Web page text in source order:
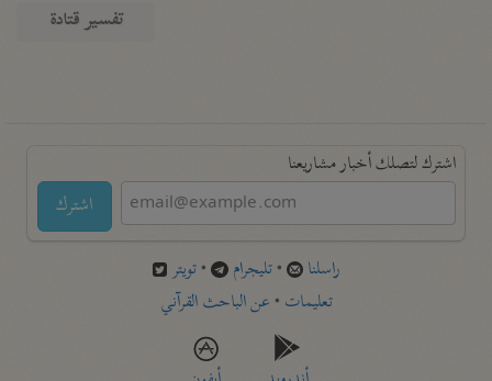
تفسير قتادة
اشترك لتصلك أخبار مشاريعنا
اشترك
راسلنا •تليجرام •تويتر
تعليمات •عن الباحث القرآني